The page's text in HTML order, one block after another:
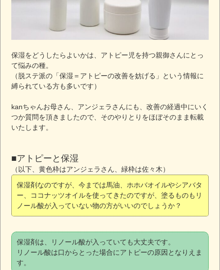
保湿をどうしたらよいかは、アトピー児を持つ親御さんにとっ
て悩みの種。
（脱ステ派の「保湿＝アトピーの改善を妨げる」という情報に
縛られている方も多いです）
kanちゃんお母さん、アンジェラさんにも、改善の経過中にいく
つか質問を頂きましたので、そのやりとりをほぼそのまま転載
いたします。
■アトピーと保湿
（以下、黄色枠はアンジェラさん、緑枠は佐々木）
保湿剤なのですが、今までは馬油、ホホバオイルやシアバタ
ー、ココナッツオイルを使ってきたのですが、塗るものもリ
ノール酸が入っていない物の方がいいのでしょうか？
保湿剤は、リノール酸が入っていても大丈夫です。
リノール酸は口からとった場合にアトピーの原因となりえま
す。